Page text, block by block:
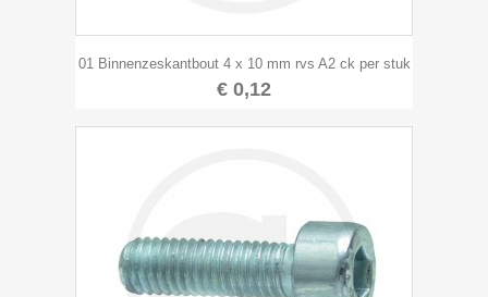
01 Binnenzeskantbout 4 x 10 mm rvs A2 ck per stuk
€ 0,12